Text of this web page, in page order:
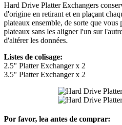
Hard Drive Platter Exchangers
d'origine en retirant et en plaçant
plateaux ensemble, de sorte que vous
plateaux sans les aligner l'un sur
d'altérer les données.
Listes de colisage:
2.5" Platter Exchanger x 2
3.5" Platter Exchanger x 2
Por favor, lea antes de comprar: